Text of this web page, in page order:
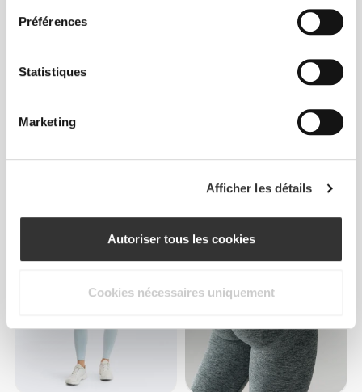
Préférences
Statistiques
Marketing
Afficher les détails
Autoriser tous les cookies
Cookies nécessaires uniquement
Legging Taille Moyenne